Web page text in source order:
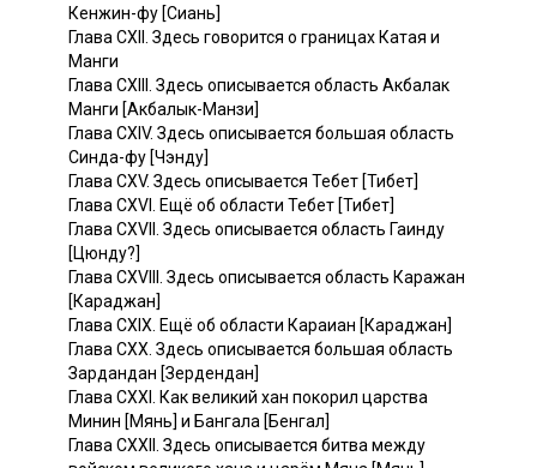
Кенжин-фу [Сиань]
Глава СХII. Здесь говорится о границах Катая и
Манги
Глава СХIII. Здесь описывается область Акбалак
Манги [Акбалык-Манзи]
Глава CXIV. Здесь описывается большая область
Синда-фу [Чэнду]
Глава CXV. Здесь описывается Тебет [Тибет]
Глава CXVI. Ещё об области Тебет [Тибет]
Глава CXVII. Здесь описывается область Гаинду
[Цюнду?]
Глава CXVIII. Здесь описывается область Каражан
[Караджан]
Глава CXIX. Ещё об области Караиан [Караджан]
Глава СХХ. Здесь описывается большая область
Зардандан [Зердендан]
Глава CXXI. Как великий хан покорил царства
Минин [Мянь] и Бангала [Бенгал]
Глава СХХII. Здесь описывается битва между